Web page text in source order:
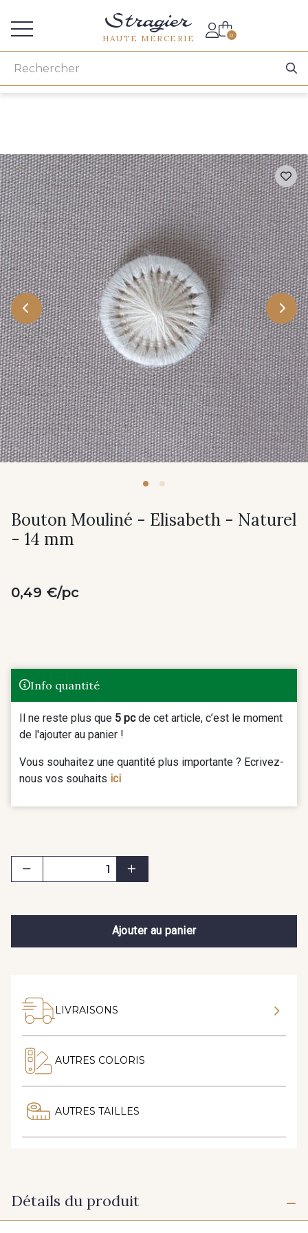
HAUTE MERCERIE 0
Bouton Mouliné - Elisabeth - Naturel
- 14 mm
0,49 €/pc
Info quantité
Il ne reste plus que 5 pcde cet article, c’est le moment
de l'ajouter au panier !
Vous souhaitez une quantité plus importante ? Ecrivez-
nous vos souhaits ici
Ajouter au panier
LIVRAISONS
AUTRES COLORIS
AUTRES TAILLES
Détails du produit